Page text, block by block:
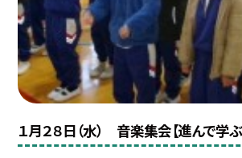
１月２８日（水） 音楽集会【進んで学ぶ